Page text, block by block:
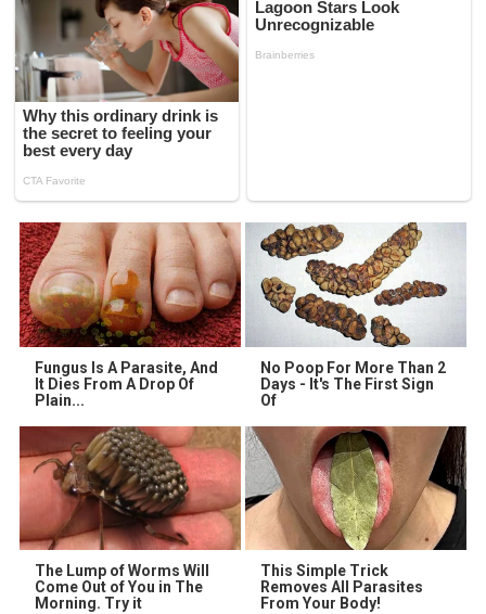
Fungus Is A Parasite, And
It Dies From A Drop Of
Plain...
No Poop For More Than 2
Days - It's The First Sign
Of
The Lump of Worms Will
Come Out of You in The
Morning. Try it
This Simple Trick
Removes All Parasites
From Your Body!